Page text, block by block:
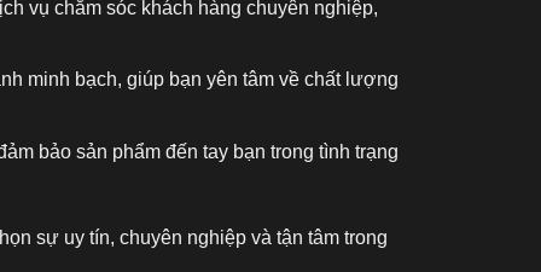
vụ chăm sóc khách hàng chuyên nghiệp,
minh bạch, giúp bạn yên tâm về chất lượng
bảo sản phẩm đến tay bạn trong tình trạng
sự uy tín, chuyên nghiệp và tận tâm trong